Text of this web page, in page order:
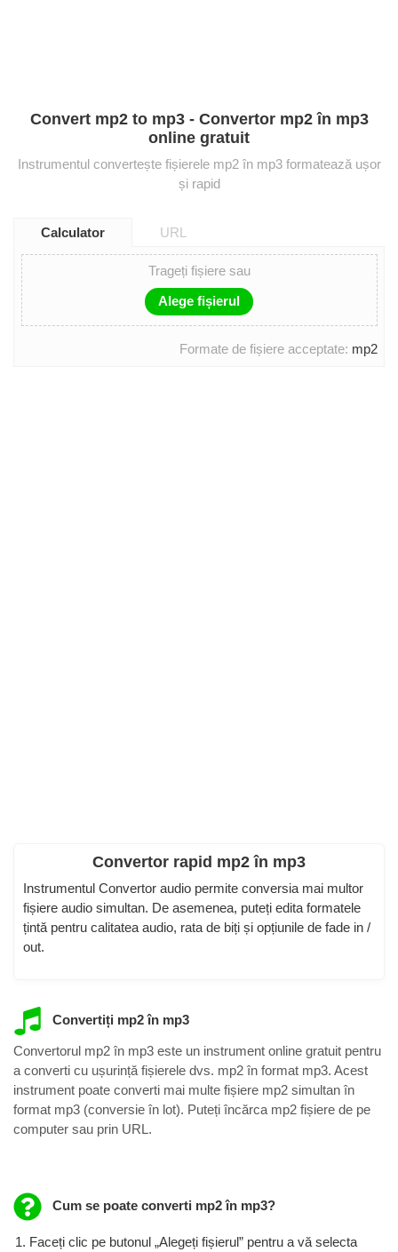
Convert mp2 to mp3 - Convertor mp2 în mp3
online gratuit
Instrumentul convertește fișierele mp2 în mp3 formatează ușor
și rapid
Calculator URL
Trageți fișiere sau
Alege fișierul
Formate de fișiere acceptate: mp2
Convertor rapid mp2 în mp3
Instrumentul Convertor audio permite conversia mai multor
fișiere audio simultan. De asemenea, puteți edita formatele
țintă pentru calitatea audio, rata de biți și opțiunile de fade in /
out.
Convertiți mp2 în mp3
Convertorul mp2 în mp3 este un instrument online gratuit pentru
a converti cu ușurință fișierele dvs. mp2 în format mp3. Acest
instrument poate converti mai multe fișiere mp2 simultan în
format mp3 (conversie în lot). Puteți încărca mp2 fișiere de pe
computer sau prin URL.
Cum se poate converti mp2 în mp3?
Faceți clic pe butonul „Alegeți fișierul” pentru a vă selecta